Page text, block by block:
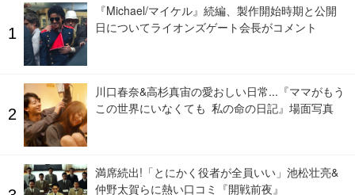
『Michael/マイケル』続編、製作開始時期と公開
日についてライオンズゲート会長がコメント
川口春奈&高杉真宙の愛おしい日常...『ママがもう
この世界にいなくても 私の命の日記』場面写真
満席続出!「とにかく役者が全員いい」池松壮亮&
仲野太賀らに熱い口コミ『開戦前夜』